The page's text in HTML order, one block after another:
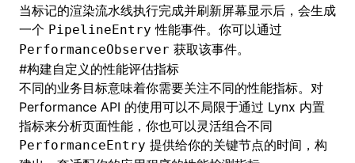
当标记的渲染流水线执行完成并刷新屏幕显示后，会生成
一个 PipelineEntry 性能事件。你可以通过
PerformanceObserver 获取该事件。
#构建自定义的性能评估指标
不同的业务目标意味着你需要关注不同的性能指标。对
Performance API 的使用可以不局限于通过 Lynx 内置
指标来分析页面性能，你也可以灵活组合不同
PerformanceEntry 提供给你的关键节点的时间，构